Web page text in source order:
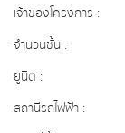
เจ้าของโครงการ :
จำนวนชั้น :
ยูนิต :
สถานีรถไฟฟ้า :